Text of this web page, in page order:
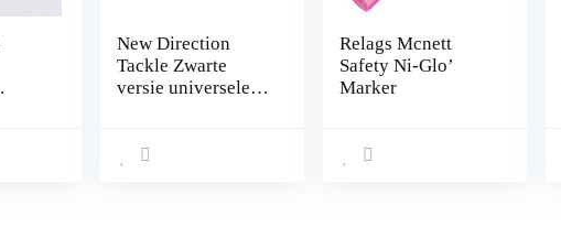
New Direction
Tackle Zwarte
versie universele
beetmelders
Relags Mcnett
Safety Ni-Glo’
Marker